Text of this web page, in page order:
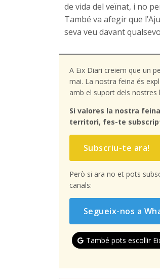
de vida del veïnat, i no
També va afegir que
seva veu davant
A Eix Diari creiem que un
mai. La nostra feina és
amb el suport dels nostres
Si valores la nostra
territori, fes-te
Subscriu-te ara!
Però si ara no et pots
canals:
Segueix-nos a
També pots escollir